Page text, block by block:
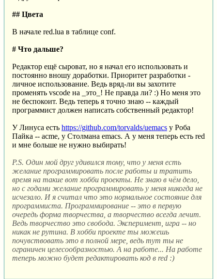
## Цвета
В начале red.lua в таблице conf.
# Что дальше?
Редактор ещё сыроват, но я начал его использовать и
постоянно вношу доработки. Приоритет разработки -
личное использование. Ведь вряд-ли вы захотите
променять vscode на _это_! Не правда ли? :) Но меня это
не беспокоит. Ведь теперь я точно знаю -- каждый
программист должен написать собственный редактор!
У Линуса есть https://github.com/torvalds/uemacs у Роба
Пайка -- acme, у Столмана emacs. А у меня теперь есть red
и мне больше не нужно выбирать!
P.S. Один мой друг удивился тому, что у меня есть
желание программировать после работы и тратить
время на такие вот хобби проекты. Не знаю в чём дело,
но с годами желание программировать у меня никогда не
исчезало. И я считал что это нормальное состояние для
программиста. Программирование -- это в первую
очередь форма творчества, а творчество всегда лечит.
Ведь творчество это свобода. Эксперимент, игра -- но
никак не рутина. В хобби проекте ты можешь
почувствовать это в полной мере, ведь тут ты не
ограничен целесообразностью. А на работе... На работе
теперь можно будет редактировать код в red :)